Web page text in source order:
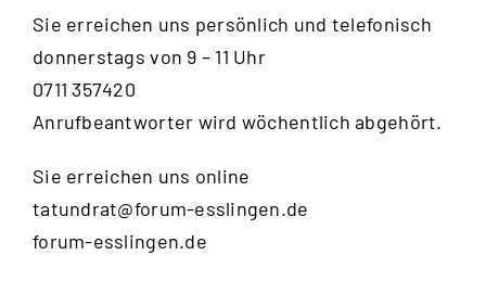
Sie erreichen uns persönlich und telefonisch
donnerstags von 9 – 11 Uhr
0711 357420
Anrufbeantworter wird wöchentlich abgehört.
Sie erreichen uns online
tatundrat@forum-esslingen.de
forum-esslingen.de